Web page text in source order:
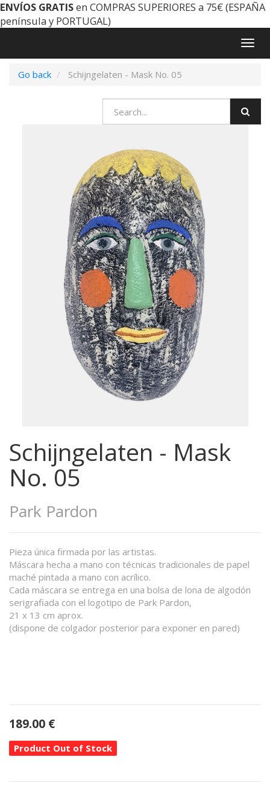
ENVÍOS GRATISen COMPRAS SUPERIORES a 75€ (ESPAÑA
península y PORTUGAL)
Go back
Schijngelaten - Mask No. 05
Schijngelaten - Mask
No. 05
Park Pardon
Pieza única firmada por las artistas.
Máscara hecha a mano con técnicas tradicionales de papel
maché pintada a mano con acrílico.
Cada máscara se entrega en una bolsa de lona de algodón
serigrafiada con el logotipo de Park Pardon,
21 x 13 cm aprox.
(dispone de colgador posterior para exponer en pared)
189.00 €
Product Out of Stock